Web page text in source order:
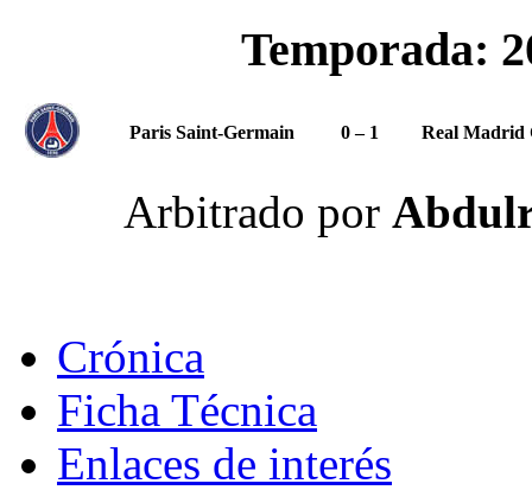
Temporada:
Paris Saint-Germain 0 – 1 Real Madrid
Arbitrado por
Crónica
Ficha Técnica
Enlaces de interés